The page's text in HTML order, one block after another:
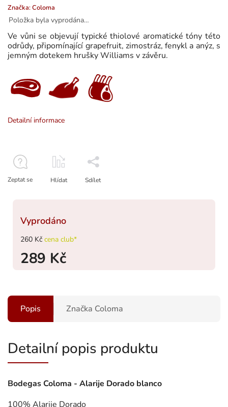
Značka:Coloma
260 Kč cena club*
289 Kč
Vyprodáno
Položka byla vyprodána…
Ve vůni se objevují typické thiolové aromatické tóny této
odrůdy, připomínající grapefruit, zimostráz, fenykl a anýz, s
jemným dotekem hrušky Williams v závěru.
Detailní informace
Zeptat se Hlídat Sdílet
Popis Značka Coloma
Detailní popis produktu
Bodegas Coloma - Alarije Dorado blanco
100% Alarije Dorado